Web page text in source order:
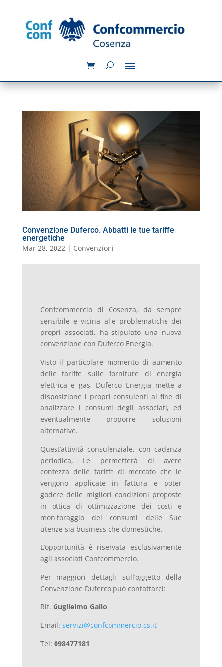
Convenzione Duferco. Abbatti le tue tariffe
energetiche
Mar 28, 2022| Convenzioni
Confcommercio di Cosenza, da sempre
sensibile e vicina alle problematiche dei
propri associati, ha stipulato una nuova
convenzione con Duferco Energia.
Visto il particolare momento di aumento
delle tariffe sulle forniture di energia
elettrica e gas, Duferco Energia mette a
disposizione i propri consulenti al fine di
analizzare i consumi degli associati, ed
eventualmente proporre soluzioni
alternative.
Quest’attività consulenziale, con cadenza
periodica, Le permetterà di avere
contezza delle tariffe di mercato che le
vengono applicate in fattura e poter
godere delle migliori condizioni proposte
in ottica di ottimizzazione dei costi e
monitoraggio dei consumi delle Sue
utenze sia business che domestiche.
L’opportunità è riservata esclusivamente
agli associati Confcommercio.
Per maggiori dettagli sull’oggetto della
Convenzione Duferco può contattarci:
Rif. Guglielmo Gallo
Email: servizi@confcommercio.cs.it
Tel: 098477181